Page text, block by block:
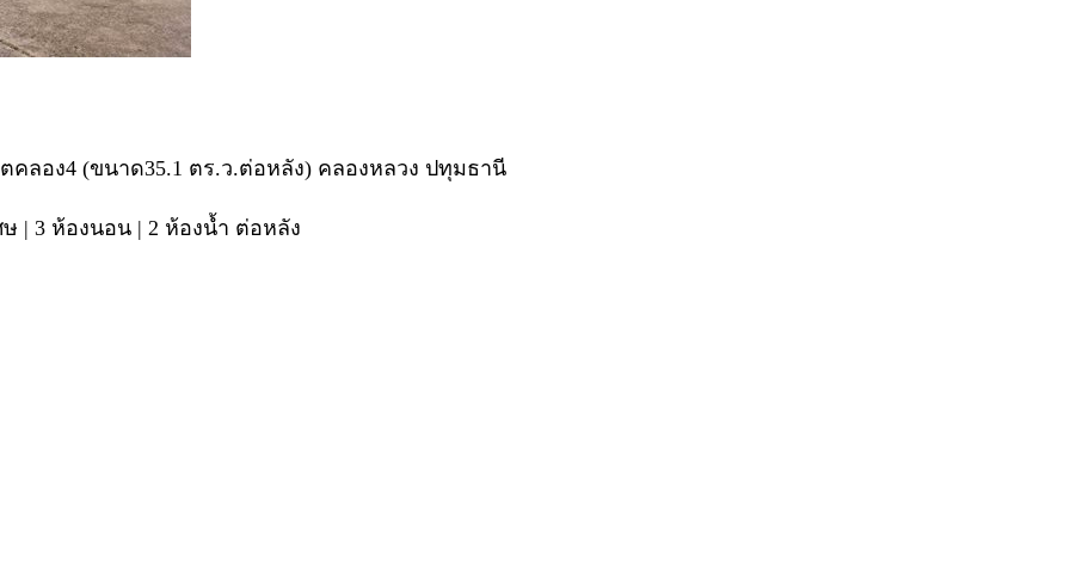
ลอง4 (ขนาด35.1 ตร.ว.ต่อหลัง) คลองหลวง ปทุมธานี
| 3 ห้องนอน | 2 ห้องน้ำ ต่อหลัง